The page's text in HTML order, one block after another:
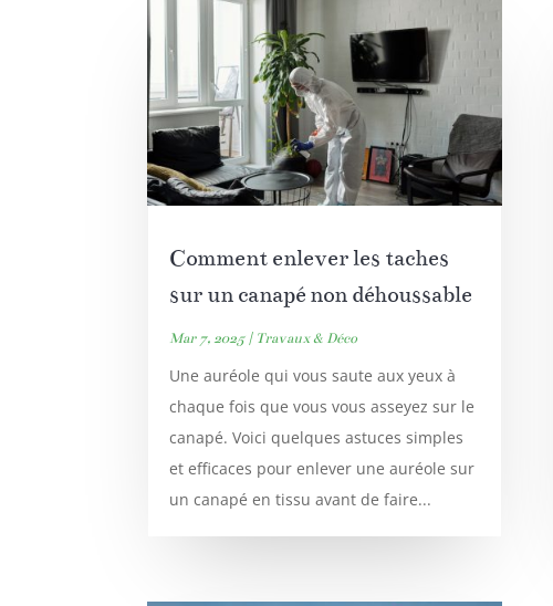
Comment enlever les taches
sur un canapé non déhoussable
Mar 7, 2025| Travaux & Déco
Une auréole qui vous saute aux yeux à
chaque fois que vous vous asseyez sur le
canapé. Voici quelques astuces simples
et efficaces pour enlever une auréole sur
un canapé en tissu avant de faire...